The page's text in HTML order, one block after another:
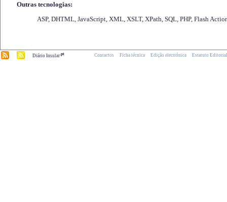
Outras tecnologias:
ASP, DHTML, JavaScript, XML, XSLT, XPath, SQL, PHP, Flash
Diário Insular.pt Contactos Ficha técnica Edição electrónica Estatuto Editorial